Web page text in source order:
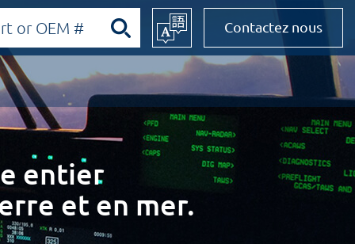
Contactez nous
entier
et en mer.